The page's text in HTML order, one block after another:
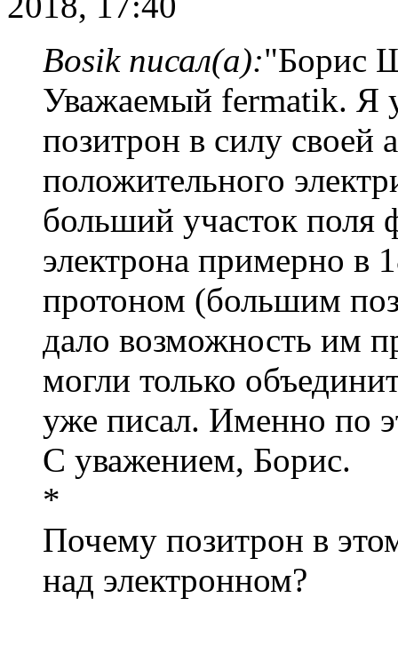
Bosik писал(а):"Борис
Уважаемый fermatik. Я
позитрон в силу своей
положительного
больший участок поля
электрона примерно в
протоном (большим
дало возможность им
могли только
уже писал. Именно по
С уважением, Борис.
*
Почему позитрон в
над электронном?